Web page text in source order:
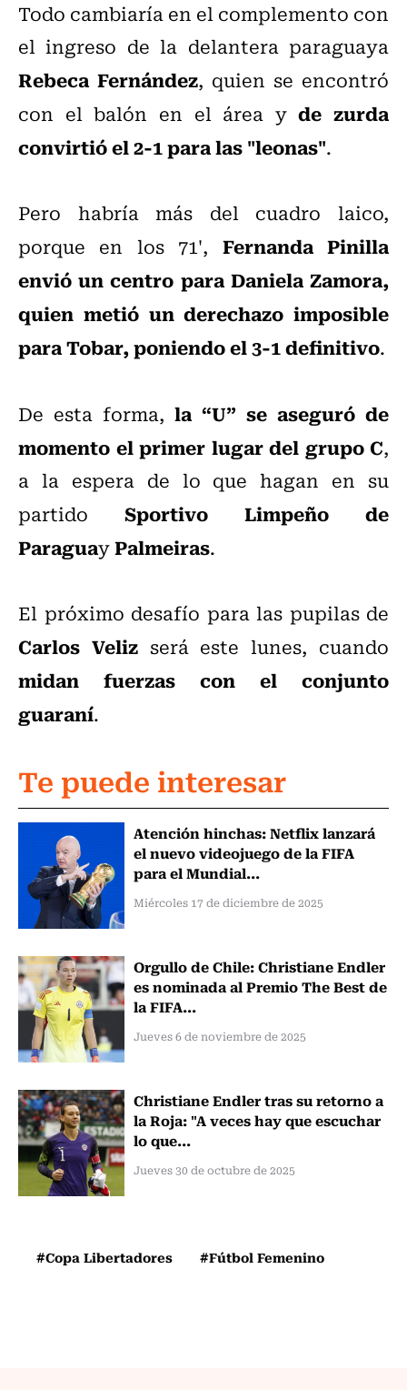
Todo cambiaría en el complemento con
el ingreso de la delantera paraguaya
Rebeca Fernández, quien se encontró
con el balón en el área yde zurda
convirtió el 2-1 para las "leonas".
Pero habría más del cuadro laico,
porque en los 71', Fernanda Pinilla
envió un centro para Daniela Zamora,
quien metió un derechazo imposible
para Tobar, poniendo el 3-1 definitivo.
De esta forma, la “U” se aseguró de
momento el primer lugar del grupo C,
a la espera de lo que hagan en su
partido Sportivo Limpeño de
ParaguayPalmeiras.
El próximo desafío para las pupilas de
Carlos Velizserá este lunes, cuando
midan fuerzas con el conjunto
guaraní.
Te puede interesar
Atención hinchas: Netflix lanzará
el nuevo videojuego de la FIFA
para el Mundial...
Miércoles 17 de diciembre de 2025
Orgullo de Chile: Christiane Endler
es nominada al Premio The Best de
la FIFA...
Jueves 6 de noviembre de 2025
Christiane Endler tras su retorno a
la Roja: "A veces hay que escuchar
lo que...
Jueves 30 de octubre de 2025
#Copa Libertadores #Fútbol Femenino